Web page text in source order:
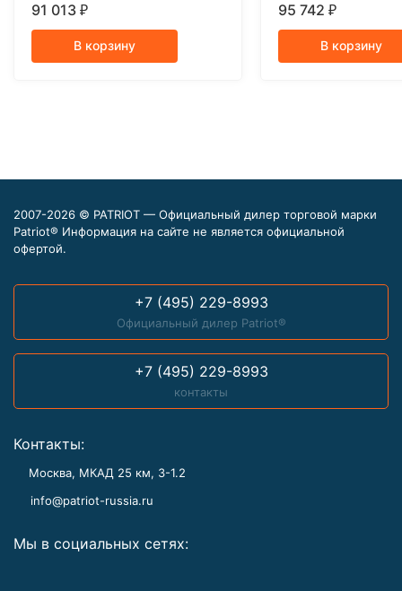
91 013 ₽
В корзину
95 742 ₽
В корзину
2007-2026 © PATRIOT — Официальный дилер торговой марки
Patriot® Информация на сайте не является официальной
офертой.
+7 (495) 229-8993
Официальный дилер Patriot®
+7 (495) 229-8993
контакты
Контакты:
Москва, МКАД 25 км, З-1.2
info@patriot-russia.ru
Мы в социальных сетях: